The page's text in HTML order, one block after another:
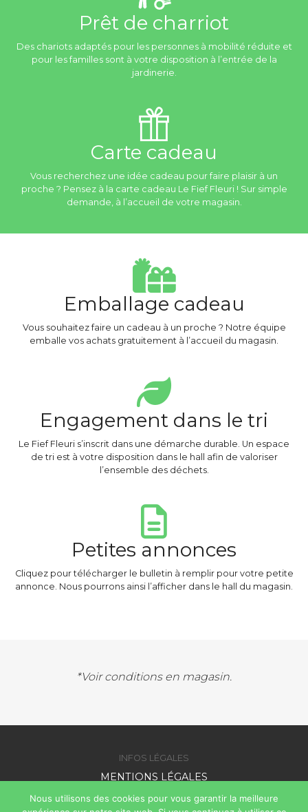
Prêt de charriot
Des chariots adaptés pour les personnes à mobilité réduite et
pour les familles sont à votre disposition à l’entrée de la
jardinerie.
Carte cadeau
Vous recherchez une idée cadeau pour faire plaisir à un
proche ? Pensez à la carte cadeau Le Fief Fleuri ! Sur simple
demande, à l’accueil de votre magasin.
Emballage cadeau
Vous souhaitez faire un cadeau à un proche ? Notre équipe
emballe vos achats gratuitement à l’accueil du magasin.
Engagement dans le tri
Le Fief Fleuri s’inscrit dans une démarche durable. Un espace
de tri est à votre disposition dans le hall afin de valoriser
l’ensemble des déchets.
Petites annonces
Cliquez pour télécharger le bulletin à remplir pour votre petite
annonce. Nous pourrons ainsi l’afficher dans le hall du magasin.
*Voir conditions en magasin.
INFOS LÉGALES
MENTIONS LÉGALES
PLAN DU SITE
Nous utilisons des cookies pour vous garantir la meilleure